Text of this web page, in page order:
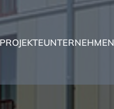
PROJEKTEUNTERNEHMEN